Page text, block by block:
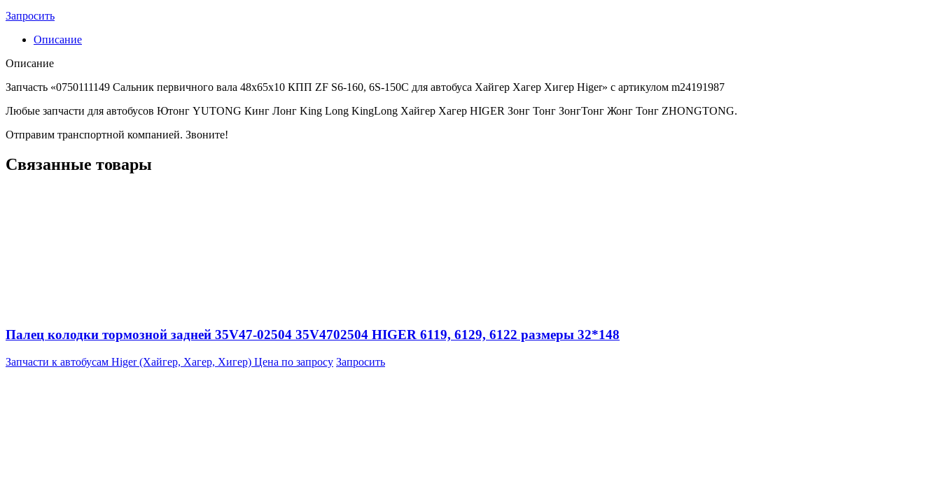
Запросить
Описание
Описание
Запчасть «0750111149 Сальник первичного вала 48x65x10 КПП ZF S6-160, 6S-150C для автобуса Хайгер Хагер Хигер Higer» с артикулом m24191987
Любые запчасти для автобусов Ютонг YUTONG Кинг Лонг King Long KingLong Хайгер Хагер HIGER Зонг Тонг ЗонгТонг Жонг Тонг ZHONGTONG.
Отправим транспортной компанией. Звоните!
Связанные товары
Палец колодки тормозной задней 35V47-02504 35V4702504 HIGER 6119, 6129, 6122 размеры 32*148
Запчасти к автобусам Higer (Хайгер, Хагер, Хигер) Цена по запросу Запросить